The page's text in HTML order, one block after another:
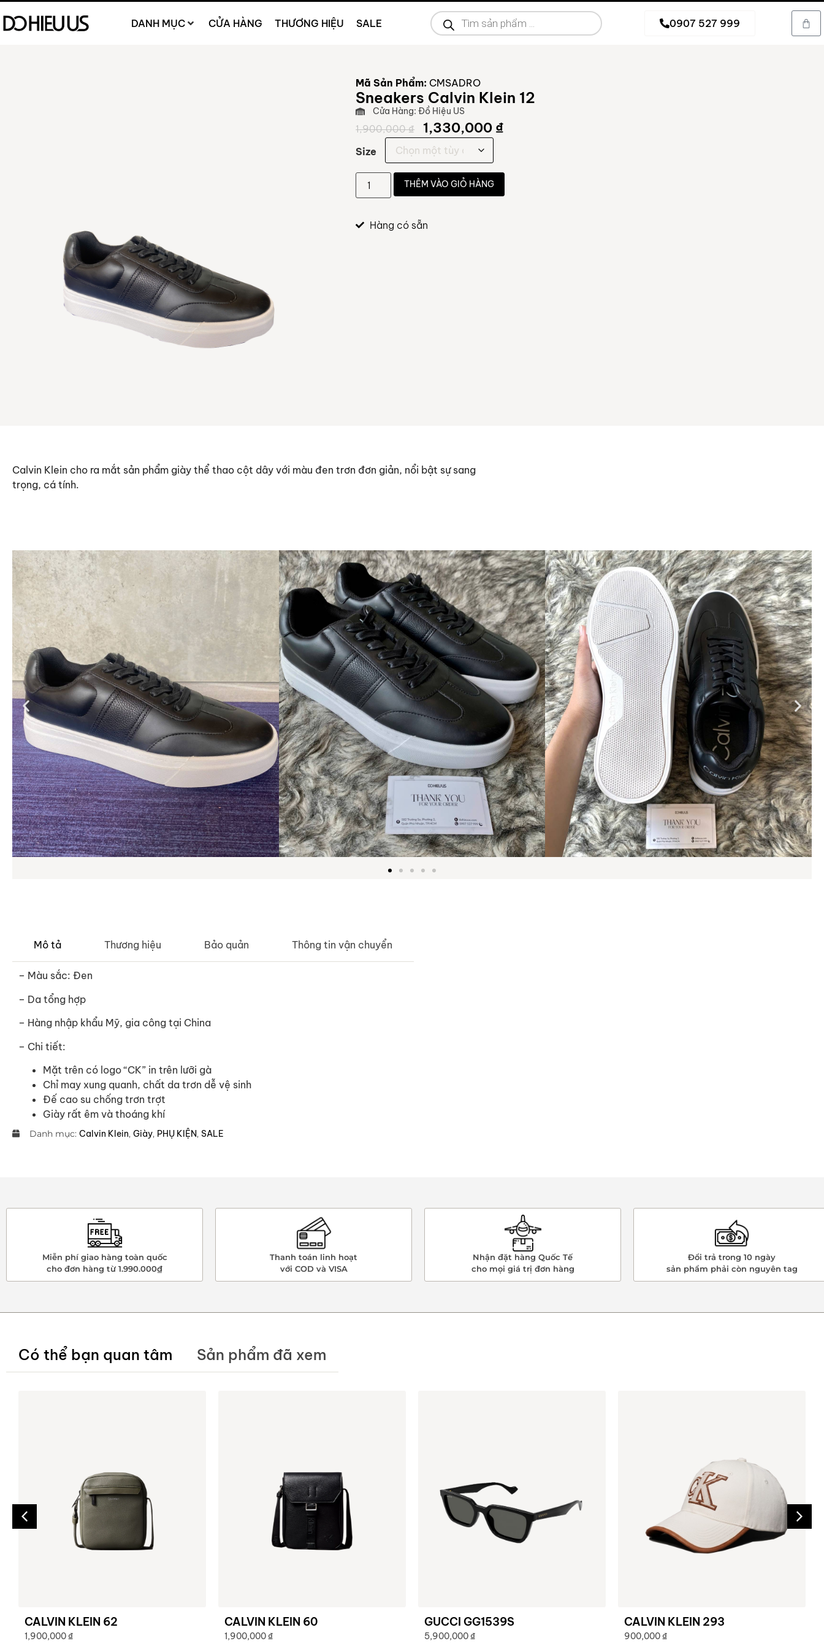
DANH MỤC CỬA HÀNG THƯƠNG HIỆU SALE 0907 527 999
Mã Sản Phẩm: CMSADRO
Sneakers Calvin Klein 12
Cửa Hàng: Đồ Hiệu US
1,900,000₫ 1,330,000 ₫
Size
THÊM VÀO GIỎ HÀNG
Hàng có sẵn
Calvin Klein cho ra mắt sản phẩm giày thể thao cột dây với màu đen trơn đơn giản, nổi bật sự sang
trọng, cá tính.
Mô tả Thương hiệu Bảo quản Thông tin vận chuyển
– Màu sắc: Đen
– Da tổng hợp
– Hàng nhập khẩu Mỹ, gia công tại China
– Chi tiết:
Mặt trên có logo “CK” in trên lưỡi gà
Chỉ may xung quanh, chất da trơn dễ vệ sinh
Đế cao su chống trơn trợt
Giày rất êm và thoáng khí
Danh mục: Calvin Klein, Giày, PHỤ KIỆN, SALE
Miễn phí giao hàng toàn quốc
cho đơn hàng từ 1.990.000₫
Thanh toán linh hoạt
với COD và VISA
Nhận đặt hàng Quốc Tế
cho mọi giá trị đơn hàng
Đổi trả trong 10 ngày
sản phẩm phải còn nguyên tag
Có thể bạn quan tâm Sản phẩm đã xem
CALVIN KLEIN 62
1,900,000 ₫
CALVIN KLEIN 60
1,900,000 ₫
GUCCI GG1539S
5,900,000 ₫
CALVIN KLEIN 293
900,000 ₫